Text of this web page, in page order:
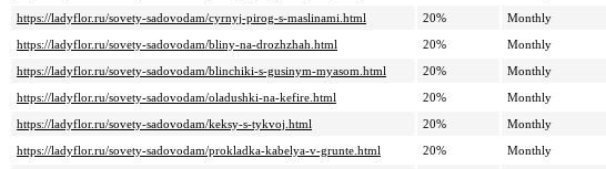
https://ladyflor.ru/sovety-sadovodam/cyrnyj-pirog-s-maslinami.html
20% Monthly
https://ladyflor.ru/sovety-sadovodam/bliny-na-drozhzhah.html
20% Monthly
https://ladyflor.ru/sovety-sadovodam/blinchiki-s-gusinym-myasom.html
20% Monthly
https://ladyflor.ru/sovety-sadovodam/oladushki-na-kefire.html
20% Monthly
https://ladyflor.ru/sovety-sadovodam/keksy-s-tykvoj.html
20% Monthly
https://ladyflor.ru/sovety-sadovodam/prokladka-kabelya-v-grunte.html
20% Monthly